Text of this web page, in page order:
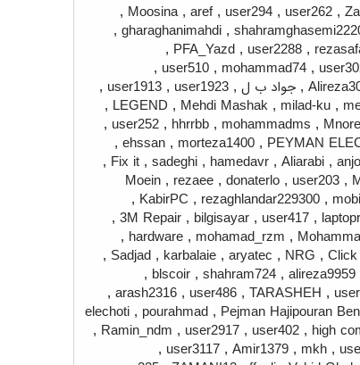
,
user262
,
user294
,
aref
,
Moosina
,
,
gharaghanimahdi
,
,
user2288
,
PFA_Yazd
,
,
mohammad74
,
user510
,
, جواد ب ل ,
user1923
,
user1913
,
,
milad-ku
,
Mehdi Mashak
,
LEGEND
,
,
mohammadms
,
hhrrbb
,
user252
,
PEYMAN
,
morteza1400
,
ehssan
,
,
Aliarabi
,
hamedavr
,
sadeghi
,
Fix it
,
,
user203
,
donaterlo
,
rezaee
,
Moein
,
rezaghlandar229300
,
KabirPC
,
,
user417
,
bilgisayar
,
3M Repair
,
,
mohamad_rzm
,
hardware
,
Click
,
NRG
,
aryatec
,
karbalaie
,
Sadjad
,
alireza9959
,
shahram724
,
blscoir
,
,
TARASHEH
,
user486
,
arash2316
,
Pejman Hajipouran
,
pourahmad
,
elechoti
high
,
user402
,
user2917
,
Ramin_ndm
,
,
mkh
,
Amir1379
,
user3117
,